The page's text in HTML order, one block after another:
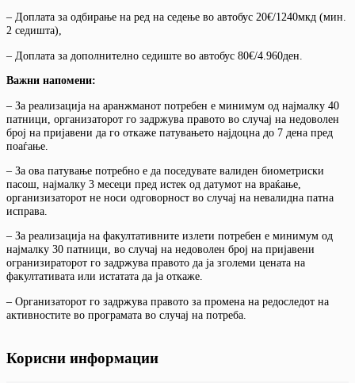
– Доплата за одбирање на ред на седење во автобус 20€/1240мкд (мин.
2 седишта),
– Доплата за дополнително седиште во автобус 80€/4.960ден.
Важни напомени:
– За реализација на аранжманот потребен е минимум од најмалку 40
патници, организаторот го задржува правото во случај на недоволен
број на пријавени да го откаже патувањето најдоцна до 7 дена пред
поаѓање.
– За ова патување потребно е да поседувате валиден биометриски
пасош, најмалку 3 месеци пред истек од датумот на враќање,
организизаторот не носи одговорност во случај на невалидна патна
исправа.
– За реализација на факултативните излети потребен е минимум од
најмалку 30 патници, во случај на недоволен број на пријавени
огранизираторот го задржува правото да ја зголеми цената на
факултативата или истатата да ја откаже.
– Организаторот го задржува правото за промена на редоследот на
активностите во програмата во случај на потреба.
Корисни информации